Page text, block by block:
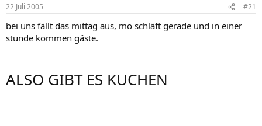
22 Juli 2005 #21
bei uns fällt das mittag aus, mo schläft gerade und in einer
stunde kommen gäste.
ALSO GIBT ES KUCHEN